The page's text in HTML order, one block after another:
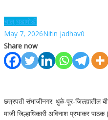
चालू घडामोडी
May 7, 2026Nitin jadhav0
Share now
छत्रपती संभाजीनगर: धुळे-पूर-जिल्ह्यातील
माजी जिल्हाधिकारी अविनाश प्रभाकर